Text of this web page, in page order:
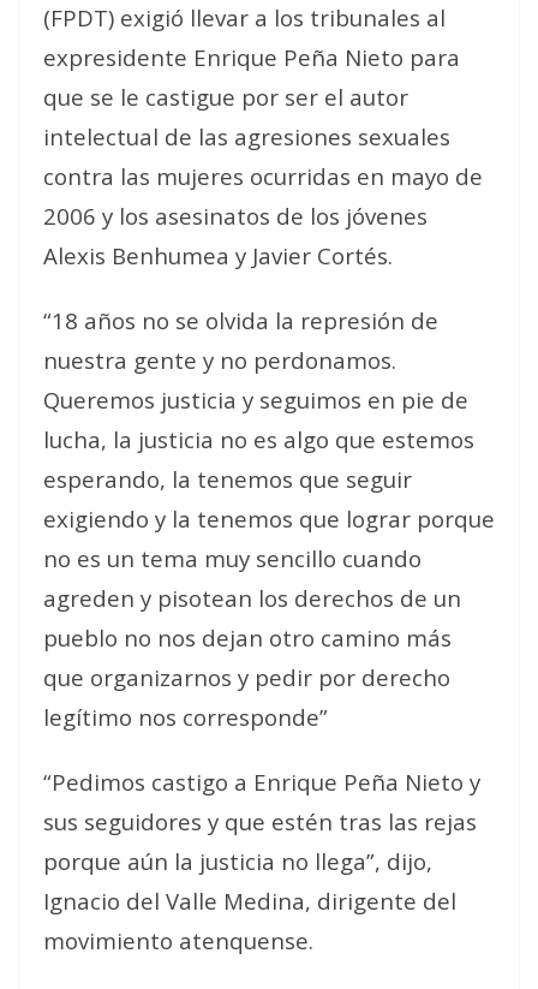
(FPDT) exigió llevar a los tribunales al
expresidente Enrique Peña Nieto para
que se le castigue por ser el autor
intelectual de las agresiones sexuales
contra las mujeres ocurridas en mayo de
2006 y los asesinatos de los jóvenes
Alexis Benhumea y Javier Cortés.
“18 años no se olvida la represión de
nuestra gente y no perdonamos.
Queremos justicia y seguimos en pie de
lucha, la justicia no es algo que estemos
esperando, la tenemos que seguir
exigiendo y la tenemos que lograr porque
no es un tema muy sencillo cuando
agreden y pisotean los derechos de un
pueblo no nos dejan otro camino más
que organizarnos y pedir por derecho
legítimo nos corresponde”
“Pedimos castigo a Enrique Peña Nieto y
sus seguidores y que estén tras las rejas
porque aún la justicia no llega”, dijo,
Ignacio del Valle Medina, dirigente del
movimiento atenquense.